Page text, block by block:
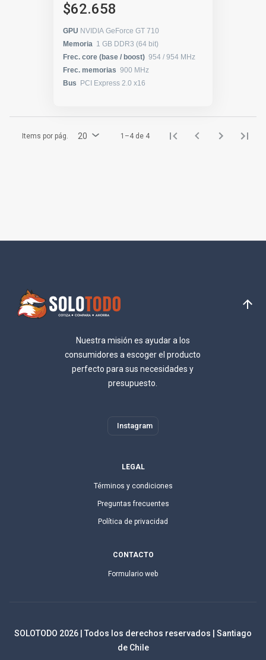
$62.658
GPU NVIDIA GeForce GT 710
Memoria 1 GB DDR3 (64 bit)
Frec. core (base / boost) 954 / 954 MHz
Frec. memorias 900 MHz
Bus
PCI Express 2.0 x16
Items por pág. 20 1–4 de 4
Nuestra misión es ayudar a los
consumidores a escoger el producto
perfecto para sus necesidades y
presupuesto.
Instagram
LEGAL
Términos y condiciones
Preguntas frecuentes
Política de privacidad
CONTACTO
Formulario web
SOLOTODO 2026 | Todos los derechos reservados | Santiago
de Chile